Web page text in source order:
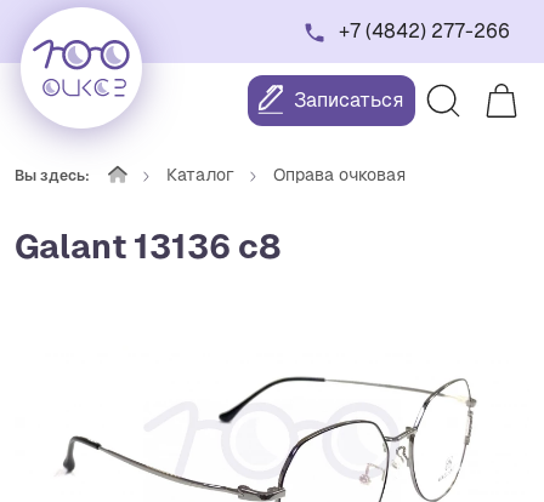
+7 (4842) 277-266
Записаться
Вы здесь: Каталог Оправа очковая
Galant 13136 с8